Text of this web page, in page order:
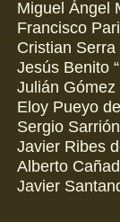
Miguel Ángel
Francisco
Cristian Serra
Jesús Benito
Julián
Eloy Pueyo
Sergio
Javier Ribes
Alberto
Javier